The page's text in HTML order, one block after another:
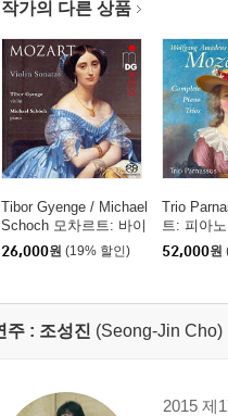
작가의 다른 상품
Tibor Gyenge / Michael
Schoch 모차르트: 바이
올린 소나타집 (Mozart:
Violin Sonatas) [SACD
26,000원 (19% 할인)
Trio
트: 피아
(Mozart:
no Trios)
52,000원
주 : 조성진 (Seong-Jin Cho)
2015 제